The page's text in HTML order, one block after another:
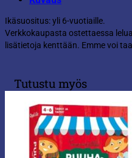
Ikäsuositus: yli 6-vuotiaille.
Verkkokaupasta ostettaessa
lisätietoja kenttään. Emme voi
Tutustu myös